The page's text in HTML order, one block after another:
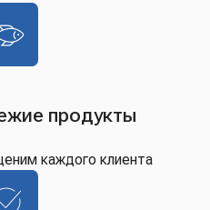
продукты
каждого клиента